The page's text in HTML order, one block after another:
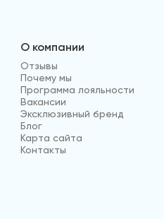
О компании
Отзывы
Почему мы
Программа лояльности
Вакансии
Эксклюзивный бренд
Блог
Карта сайта
Контакты